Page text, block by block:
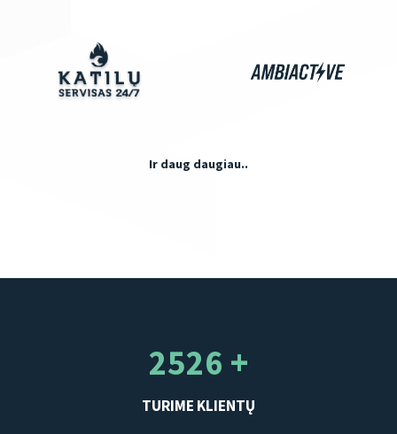
Ir daug daugiau..
2526 +
TURIME KLIENTŲ